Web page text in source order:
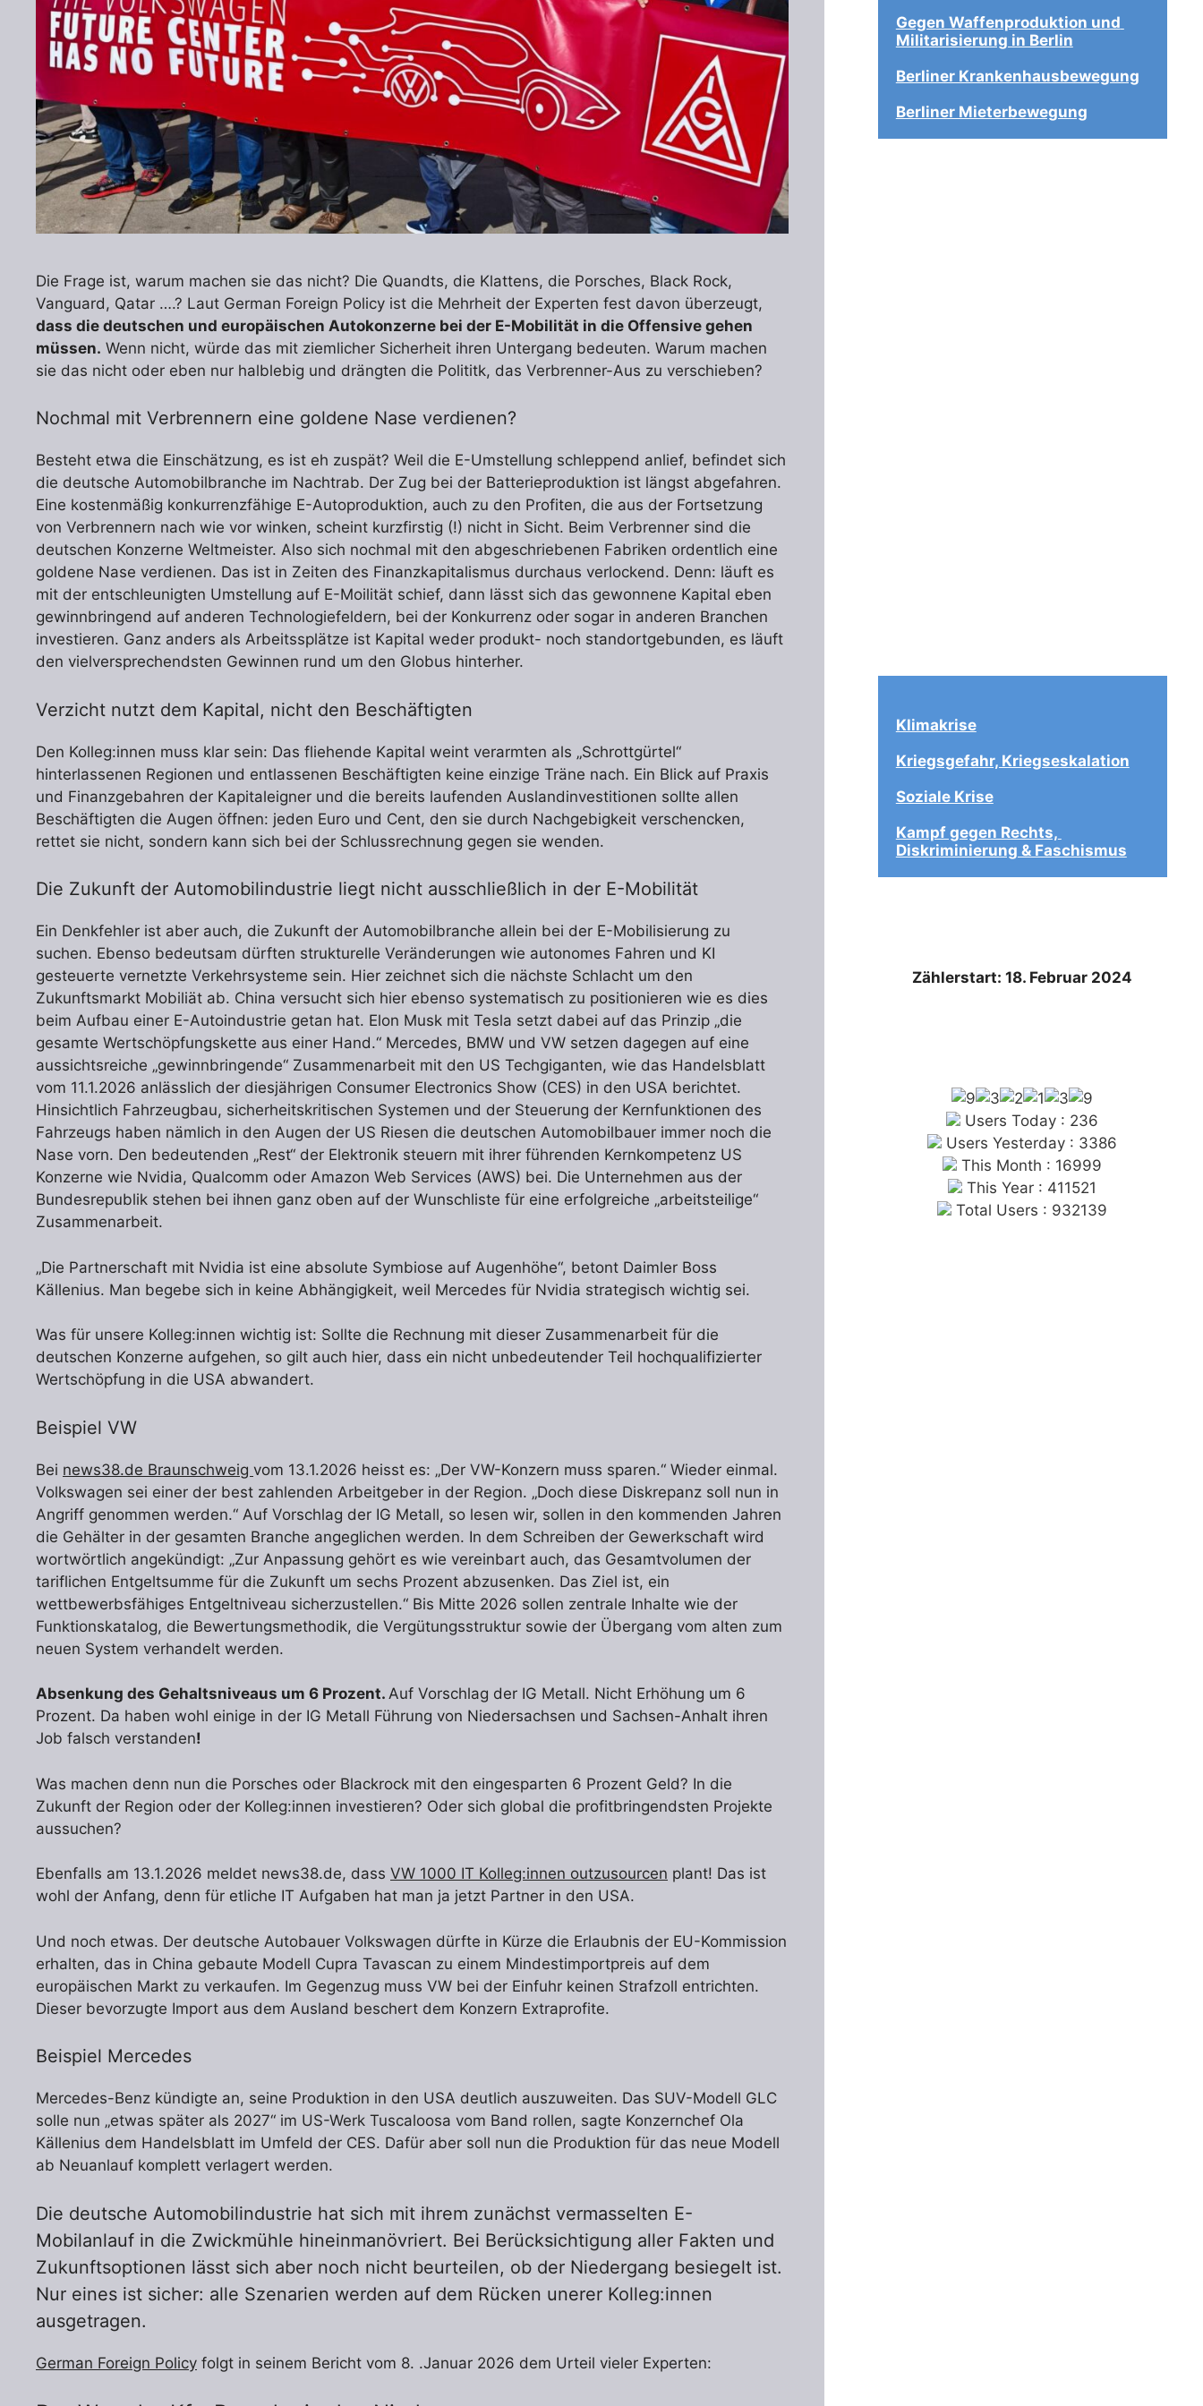
Die Frage ist, warum machen sie das nicht? Die Quandts, die Klattens, die Porsches, Black Rock,
Vanguard, Qatar ….? Laut German Foreign Policy ist die Mehrheit der Experten fest davon überzeugt,
dass die deutschen und europäischen Autokonzerne bei der E-Mobilität in die Offensive gehen
müssen. Wenn nicht, würde das mit ziemlicher Sicherheit ihren Untergang bedeuten. Warum machen
sie das nicht oder eben nur halblebig und drängten die Polititk, das Verbrenner-Aus zu verschieben?
Nochmal mit Verbrennern eine goldene Nase verdienen?
Besteht etwa die Einschätzung, es ist eh zuspät? Weil die E-Umstellung schleppend anlief, befindet sich
die deutsche Automobilbranche im Nachtrab. Der Zug bei der Batterieproduktion ist längst abgefahren.
Eine kostenmäßig konkurrenzfähige E-Autoproduktion, auch zu den Profiten, die aus der Fortsetzung
von Verbrennern nach wie vor winken, scheint kurzfirstig (!) nicht in Sicht. Beim Verbrenner sind die
deutschen Konzerne Weltmeister. Also sich nochmal mit den abgeschriebenen Fabriken ordentlich eine
goldene Nase verdienen. Das ist in Zeiten des Finanzkapitalismus durchaus verlockend. Denn: läuft es
mit der entschleunigten Umstellung auf E-Moilität schief, dann lässt sich das gewonnene Kapital eben
gewinnbringend auf anderen Technologiefeldern, bei der Konkurrenz oder sogar in anderen Branchen
investieren. Ganz anders als Arbeitssplätze ist Kapital weder produkt- noch standortgebunden, es läuft
den vielversprechendsten Gewinnen rund um den Globus hinterher.
Verzicht nutzt dem Kapital, nicht den Beschäftigten
Den Kolleg:innen muss klar sein: Das fliehende Kapital weint verarmten als „Schrottgürtel“
hinterlassenen Regionen und entlassenen Beschäftigten keine einzige Träne nach. Ein Blick auf Praxis
und Finanzgebahren der Kapitaleigner und die bereits laufenden Auslandinvestitionen sollte allen
Beschäftigten die Augen öffnen: jeden Euro und Cent, den sie durch Nachgebigkeit verschencken,
rettet sie nicht, sondern kann sich bei der Schlussrechnung gegen sie wenden.
Die Zukunft der Automobilindustrie liegt nicht ausschließlich in der E-Mobilität
Ein Denkfehler ist aber auch, die Zukunft der Automobilbranche allein bei der E-Mobilisierung zu
suchen. Ebenso bedeutsam dürften strukturelle Veränderungen wie autonomes Fahren und KI
gesteuerte vernetzte Verkehrsysteme sein. Hier zeichnet sich die nächste Schlacht um den
Zukunftsmarkt Mobiliät ab. China versucht sich hier ebenso systematisch zu positionieren wie es dies
beim Aufbau einer E-Autoindustrie getan hat. Elon Musk mit Tesla setzt dabei auf das Prinzip „die
gesamte Wertschöpfungskette aus einer Hand.“ Mercedes, BMW und VW setzen dagegen auf eine
aussichtsreiche „gewinnbringende“ Zusammenarbeit mit den US Techgiganten, wie das Handelsblatt
vom 11.1.2026 anlässlich der diesjährigen Consumer Electronics Show (CES) in den USA berichtet.
Hinsichtlich Fahrzeugbau, sicherheitskritischen Systemen und der Steuerung der Kernfunktionen des
Fahrzeugs haben nämlich in den Augen der US Riesen die deutschen Automobilbauer immer noch die
Nase vorn. Den bedeutenden „Rest“ der Elektronik steuern mit ihrer führenden Kernkompetenz US
Konzerne wie Nvidia, Qualcomm oder Amazon Web Services (AWS) bei. Die Unternehmen aus der
Bundesrepublik stehen bei ihnen ganz oben auf der Wunschliste für eine erfolgreiche „arbeitsteilige“
Zusammenarbeit.
„Die Partnerschaft mit Nvidia ist eine absolute Symbiose auf Augenhöhe“, betont Daimler Boss
Källenius. Man begebe sich in keine Abhängigkeit, weil Mercedes für Nvidia strategisch wichtig sei.
Was für unsere Kolleg:innen wichtig ist: Sollte die Rechnung mit dieser Zusammenarbeit für die
deutschen Konzerne aufgehen, so gilt auch hier, dass ein nicht unbedeutender Teil hochqualifizierter
Wertschöpfung in die USA abwandert.
Beispiel VW
Bei news38.de Braunschweig vom 13.1.2026 heisst es: „Der VW-Konzern muss sparen.“ Wieder einmal.
Volkswagen sei einer der best zahlenden Arbeitgeber in der Region. „Doch diese Diskrepanz soll nun in
Angriff genommen werden.“ Auf Vorschlag der IG Metall, so lesen wir, sollen in den kommenden Jahren
die Gehälter in der gesamten Branche angeglichen werden. In dem Schreiben der Gewerkschaft wird
wortwörtlich angekündigt: „Zur Anpassung gehört es wie vereinbart auch, das Gesamtvolumen der
tariflichen Entgeltsumme für die Zukunft um sechs Prozent abzusenken. Das Ziel ist, ein
wettbewerbsfähiges Entgeltniveau sicherzustellen.“ Bis Mitte 2026 sollen zentrale Inhalte wie der
Funktionskatalog, die Bewertungsmethodik, die Vergütungsstruktur sowie der Übergang vom alten zum
neuen System verhandelt werden.
Absenkung des Gehaltsniveaus um 6 Prozent. Auf Vorschlag der IG Metall. Nicht Erhöhung um 6
Prozent. Da haben wohl einige in der IG Metall Führung von Niedersachsen und Sachsen-Anhalt ihren
Job falsch verstanden!
Was machen denn nun die Porsches oder Blackrock mit den eingesparten 6 Prozent Geld? In die
Zukunft der Region oder der Kolleg:innen investieren? Oder sich global die profitbringendsten Projekte
aussuchen?
Ebenfalls am 13.1.2026 meldet news38.de, dass VW 1000 IT Kolleg:innen outzusourcen plant! Das ist
wohl der Anfang, denn für etliche IT Aufgaben hat man ja jetzt Partner in den USA.
Und noch etwas. Der deutsche Autobauer Volkswagen dürfte in Kürze die Erlaubnis der EU-Kommission
erhalten, das in China gebaute Modell Cupra Tavascan zu einem Mindestimportpreis auf dem
europäischen Markt zu verkaufen. Im Gegenzug muss VW bei der Einfuhr keinen Strafzoll entrichten.
Dieser bevorzugte Import aus dem Ausland beschert dem Konzern Extraprofite.
Beispiel Mercedes
Mercedes-Benz kündigte an, seine Produktion in den USA deutlich auszuweiten. Das SUV-Modell GLC
solle nun „etwas später als 2027“ im US-Werk Tuscaloosa vom Band rollen, sagte Konzernchef Ola
Källenius dem Handelsblatt im Umfeld der CES. Dafür aber soll nun die Produktion für das neue Modell
ab Neuanlauf komplett verlagert werden.
Die deutsche Automobilindustrie hat sich mit ihrem zunächst vermasselten E-
Mobilanlauf in die Zwickmühle hineinmanövriert. Bei Berücksichtigung aller Fakten und
Zukunftsoptionen lässt sich aber noch nicht beurteilen, ob der Niedergang besiegelt ist.
Nur eines ist sicher: alle Szenarien werden auf dem Rücken unerer Kolleg:innen
ausgetragen.
German Foreign Policy folgt in seinem Bericht vom 8. .Januar 2026 dem Urteil vieler Experten:
Gegen Waffenproduktion und
Militarisierung in Berlin
Berliner Krankenhausbewegung
Berliner Mieterbewegung
Klimakrise
Kriegsgefahr, Kriegseskalation
Soziale Krise
Kampf gegen Rechts,
Diskriminierung & Faschismus
Zählerstart: 18. Februar 2024
Users Today : 236
Users Yesterday : 3386
This Month : 16999
This Year : 411521
Total Users : 932139